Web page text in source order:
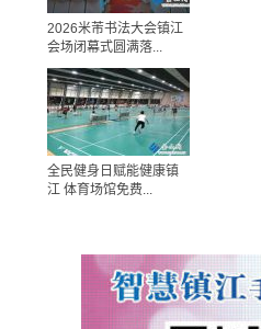
2026米芾书法大会镇江
会场闭幕式圆满落...
全民健身日赋能健康镇
江 体育场馆免费...